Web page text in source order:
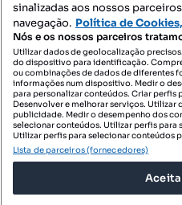
Contacte-nos
sinalizadas aos nossos
navegação. Política de Cookies,
Nós e os nossos parceiros
Utilizar dados de geolocalização
do dispositivo para identificação.
ou combinações de dados de diferentes
informações num dispositivo. Medir o
para personalizar conteúdos. Criar perfis
Desenvolver e melhorar serviços.
publicidade. Medir o desempenho dos
selecionar conteúdos. Utilizar perfis
Utilizar perfis para selecionar conteúdos
Lista de parceiros (fornecedores)